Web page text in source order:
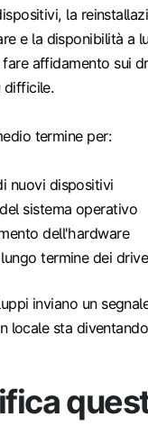
la
e la disponibilità a
affidamento sui
difficile.
termine per:
nuovi dispositivi
sistema operativo
dell'hardware
termine dei
inviano un
locale sta